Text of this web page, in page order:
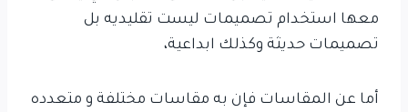
معها استخدام تصميمات ليست تقليديه بل
تصميمات حديثة وكذلك ابداعية،
أما عن المقاسات فإن به مقاسات مختلفة و متعدده